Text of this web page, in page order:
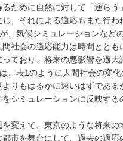
ために自然に対して「逆らう
じ、それによる適応もまた行わ
、気候シミュレーションなど
社会の適応能力は時間ととも
っており、将来の悪影響を過大
、表1のように人間社会の変
りもはるかに速いはずである
シミュレーションに反映する
変えて、東京のような将来の
都市を舞台にして、過去の適応